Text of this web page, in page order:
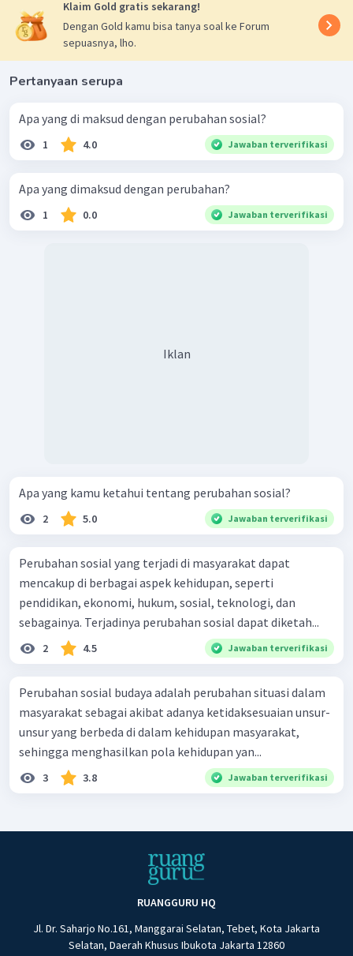
Klaim Gold gratis sekarang!
Dengan Gold kamu bisa tanya soal ke Forum
sepuasnya, lho.
Pertanyaan serupa
Apa yang di maksud dengan perubahan sosial?
1 4.0 Jawaban terverifikasi
Apa yang dimaksud dengan perubahan?
1 0.0 Jawaban terverifikasi
Iklan
Apa yang kamu ketahui tentang perubahan sosial?
2 5.0 Jawaban terverifikasi
Perubahan sosial yang terjadi di masyarakat dapat
mencakup di berbagai aspek kehidupan, seperti
pendidikan, ekonomi, hukum, sosial, teknologi, dan
sebagainya. Terjadinya perubahan sosial dapat diketah...
2 4.5 Jawaban terverifikasi
Perubahan sosial budaya adalah perubahan situasi dalam
masyarakat sebagai akibat adanya ketidaksesuaian unsur-
unsur yang berbeda di dalam kehidupan masyarakat,
sehingga menghasilkan pola kehidupan yan...
3 3.8 Jawaban terverifikasi
RUANGGURU HQ
Jl. Dr. Saharjo No.161, Manggarai Selatan, Tebet, Kota Jakarta
Selatan, Daerah Khusus Ibukota Jakarta 12860